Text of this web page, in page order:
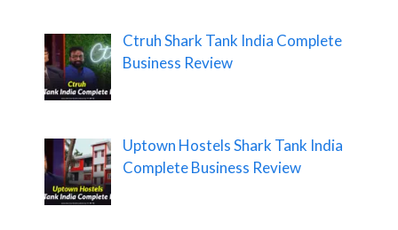
Ctruh Shark Tank India Complete
Business Review
Uptown Hostels Shark Tank India
Complete Business Review